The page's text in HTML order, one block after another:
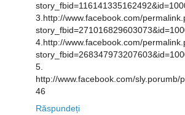
3.http://www.facebook.com/
4.http://www.facebook.com/
5.
http://www.facebook.com/sly.porumb/
46
Răspundeți